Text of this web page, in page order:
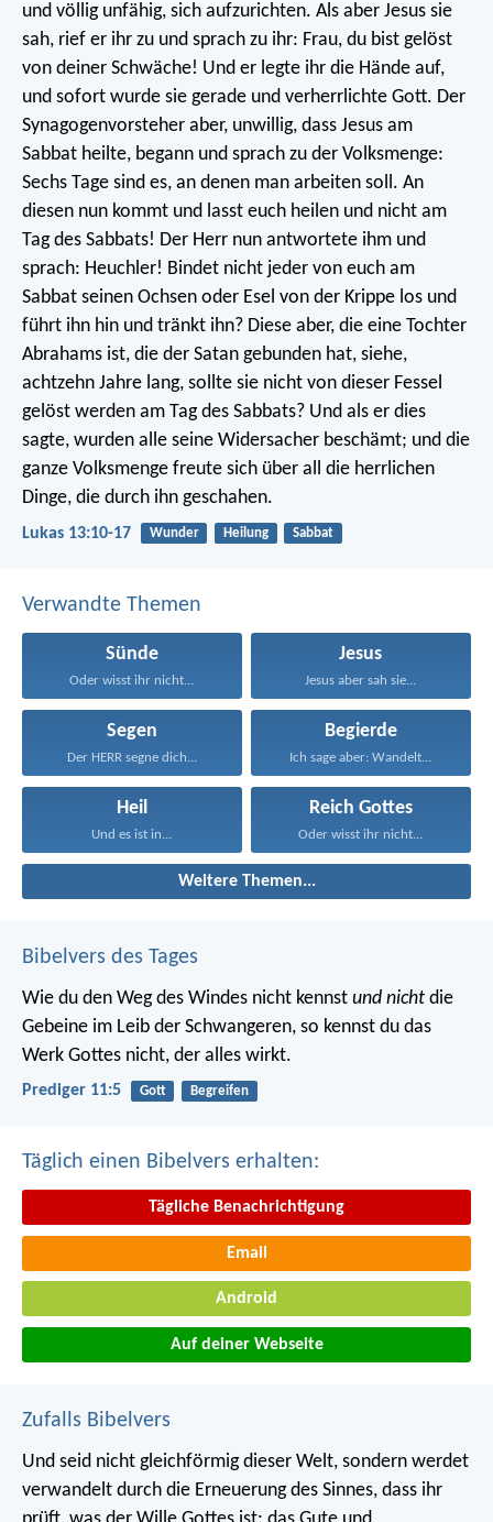
und völlig unfähig, sich aufzurichten. Als aber Jesus sie
sah, rief er ihr zu und sprach zu ihr: Frau, du bist gelöst
von deiner Schwäche! Und er legte ihr die Hände auf,
und sofort wurde sie gerade und verherrlichte Gott. Der
Synagogenvorsteher aber, unwillig, dass Jesus am
Sabbat heilte, begann und sprach zu der Volksmenge:
Sechs Tage sind es, an denen man arbeiten soll. An
diesen nun kommt und lasst euch heilen und nicht am
Tag des Sabbats! Der Herr nun antwortete ihm und
sprach: Heuchler! Bindet nicht jeder von euch am
Sabbat seinen Ochsen oder Esel von der Krippe los und
führt ihn hin und tränkt ihn? Diese aber, die eine Tochter
Abrahams ist, die der Satan gebunden hat, siehe,
achtzehn Jahre lang, sollte sie nicht von dieser Fessel
gelöst werden am Tag des Sabbats? Und als er dies
sagte, wurden alle seine Widersacher beschämt; und die
ganze Volksmenge freute sich über all die herrlichen
Dinge, die durch ihn geschahen.
Lukas 13:10-17 Wunder Heilung Sabbat
Verwandte Themen
Sünde
Oder wisst ihr nicht...
Jesus
Jesus aber sah sie...
Segen
Der HERR segne dich...
Begierde
Ich sage aber: Wandelt...
Heil
Und es ist in...
Reich Gottes
Oder wisst ihr nicht...
Weitere Themen...
Bibelvers des Tages
Wie du den Weg des Windes nicht kennst und nicht die
Gebeine im Leib der Schwangeren, so kennst du das
Werk Gottes nicht, der alles wirkt.
Prediger 11:5 Gott Begreifen
Täglich einen Bibelvers erhalten:
Tägliche Benachrichtigung
Email
Android
Auf deiner Webseite
Zufalls Bibelvers
Und seid nicht gleichförmig dieser Welt, sondern werdet
verwandelt durch die Erneuerung des Sinnes, dass ihr